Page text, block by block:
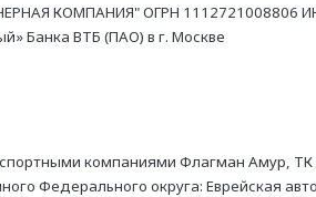
КОМПАНИЯ" ОГРН 1112721008806
Банка ВТБ (ПАО) в г. Москве
компаниями Флагман Амур,
Федерального округа: Еврейская